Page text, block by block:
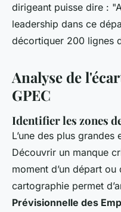
dirigeant puisse dire :
leadership dans ce
décortiquer 200 lignes
Analyse de
GPEC
Identifier les zones
L’une des plus
Découvrir un manque
moment d’un départ ou
cartographie permet
Prévisionnelle des